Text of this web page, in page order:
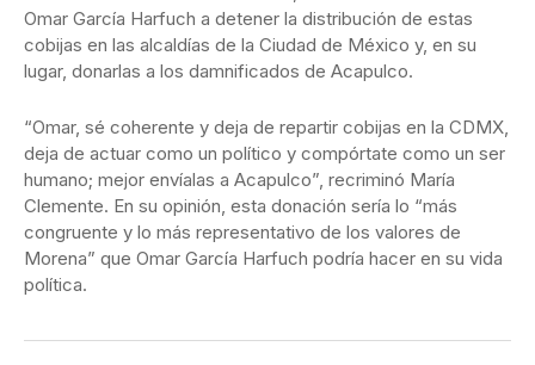
Omar García Harfuch a detener la distribución de estas
cobijas en las alcaldías de la Ciudad de México y, en su
lugar, donarlas a los damnificados de Acapulco.
“Omar, sé coherente y deja de repartir cobijas en la CDMX,
deja de actuar como un político y compórtate como un ser
humano; mejor envíalas a Acapulco”, recriminó María
Clemente. En su opinión, esta donación sería lo “más
congruente y lo más representativo de los valores de
Morena” que Omar García Harfuch podría hacer en su vida
política.